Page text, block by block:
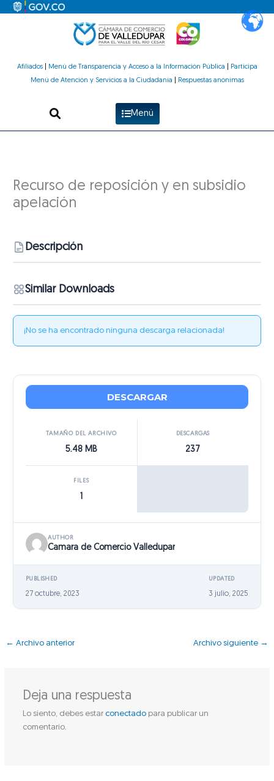
Afiliados| Menú de Transparencia y Acceso a la Información Pública
Participa
Menú de Atención y Servicios a la Ciudadanía
Respuestas anónimas
Menú
Recurso de reposición y en subsidio
apelación
Descripción
Similar Downloads
¡No se ha encontrado ninguna descarga relacionada!
DESCARGAR
TAMAÑO DEL ARCHIVO
5.48 MB
DESCARGAS
237
FILES
AUTHOR
Camara de Comercio Valledupar
PUBLISHED
27 octubre, 2023
UPDATED
3 julio, 2025
← Archivo anterior Archivo siguiente →
Deja una respuesta
Lo siento, debes estar conectadopara publicar un
comentario.